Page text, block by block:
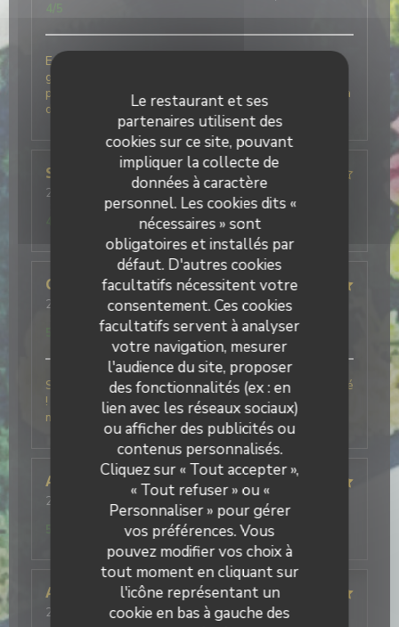
Le restaurant et ses
partenaires utilisent des
cookies sur ce site, pouvant
impliquer la collecte de
données à caractère
personnel. Les cookies dits «
nécessaires » sont
obligatoires et installés par
défaut. D'autres cookies
facultatifs nécessitent votre
consentement. Ces cookies
facultatifs servent à analyser
votre navigation, mesurer
l'audience du site, proposer
des fonctionnalités (ex : en
lien avec les réseaux sociaux)
ou afficher des publicités ou
contenus personnalisés.
Cliquez sur « Tout accepter »,
« Tout refuser » ou «
Personnaliser » pour gérer
vos préférences. Vous
pouvez modifier vos choix à
tout moment en cliquant sur
l'icône représentant un
cookie en bas à gauche des
4 /5
Excellent accueil, beaucoup d'humour et de
générosité pour une vraie cuisine italienne avec des
produits frais. La glace basilic citron du fraggola est à
deguster à tout prix.
SYLVIE
2026-07-28
- 19:30 - Couverts 3
/5 Ambiance: 4/5 Cuisine:5/5 Qualité / Prix
Charlotte F
2026-06-06- 12:30 - Couverts 6
5/5 Ambiance Cuisine
Simplement le meilleur restaurant Italien que j’ai testé
! Le personnel était très agréable ce qui a rendu le
moment encore meilleur !
Alison
2026-07-25- 19:30 - Couverts 4
/5 Ambiance:3/5 Cuisine: 5/5 Qualité / Prix
Alain
2026-07-25- 12:30 - Couverts 4